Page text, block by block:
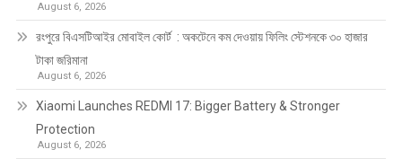
August 6, 2026
রংপুরে বিএসটিআইর মোবাইল কোর্ট : অকটেনে কম দেওয়ায় ফিলিং স্টেশনকে ৩০ হাজার
টাকা জরিমানা
August 6, 2026
Xiaomi Launches REDMI 17: Bigger Battery & Stronger
Protection
August 6, 2026